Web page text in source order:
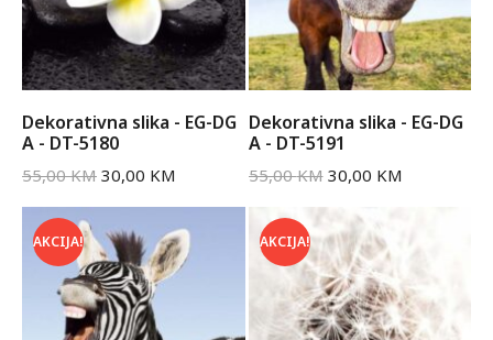
Dekorativna slika - EG-DG
A - DT-5180
55,00KM 30,00 KM
Dekorativna slika - EG-DG
A - DT-5191
55,00KM 30,00 KM
AKCIJA! AKCIJA!